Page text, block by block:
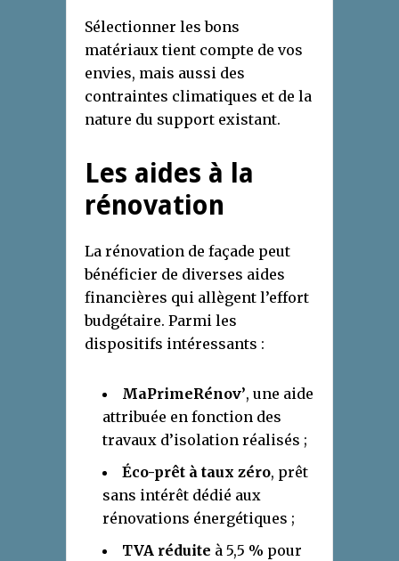
Sélectionner les bons
matériaux tient compte de vos
envies, mais aussi des
contraintes climatiques et de la
nature du support existant.
Les aides à la
rénovation
La rénovation de façade peut
bénéficier de diverses aides
financières qui allègent l’effort
budgétaire. Parmi les
dispositifs intéressants :
MaPrimeRénov’, une aide
attribuée en fonction des
travaux d’isolation réalisés ;
Éco-prêt à taux zéro, prêt
sans intérêt dédié aux
rénovations énergétiques ;
TVA réduite à 5,5 % pour